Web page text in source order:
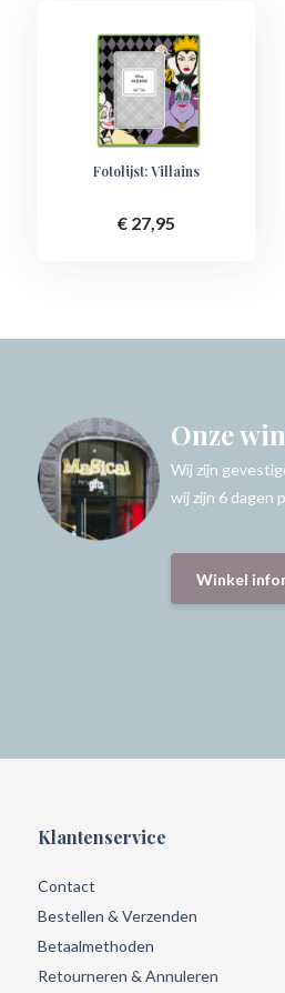
Fotolijst: Villains
€ 27,95
Onze
Wij zijn
wij zijn 6 dagen
Winkel
Klantenservice
Contact
Bestellen & Verzenden
Betaalmethoden
Retourneren & Annuleren